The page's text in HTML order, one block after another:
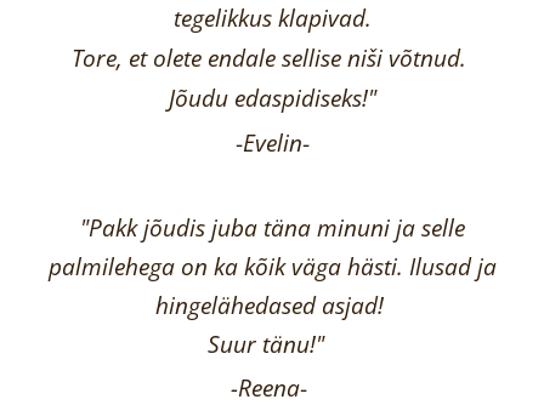
tegelikkus klapivad.
Tore, et olete endale sellise niši võtnud.
Jõudu edaspidiseks!"
-Evelin-
"Pakk jõudis juba täna minuni ja selle
palmilehega on ka kõik väga hästi. Ilusad ja
hingelähedased asjad!
Suur tänu!"
-Reena-